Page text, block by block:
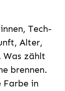
Tech-
Alter,
Was zählt
brennen.
Farbe in